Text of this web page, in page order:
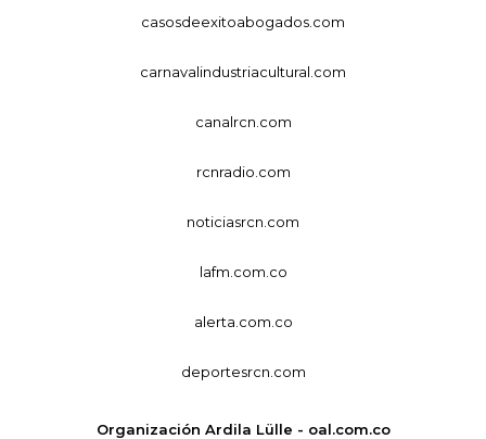
casosdeexitoabogados.com
carnavalindustriacultural.com
canalrcn.com
rcnradio.com
noticiasrcn.com
lafm.com.co
alerta.com.co
deportesrcn.com
Organización Ardila Lülle - oal.com.co